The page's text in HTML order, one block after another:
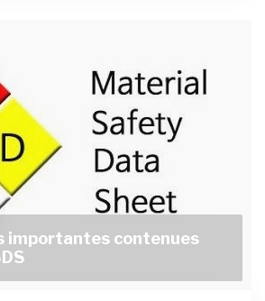
importantes contenues